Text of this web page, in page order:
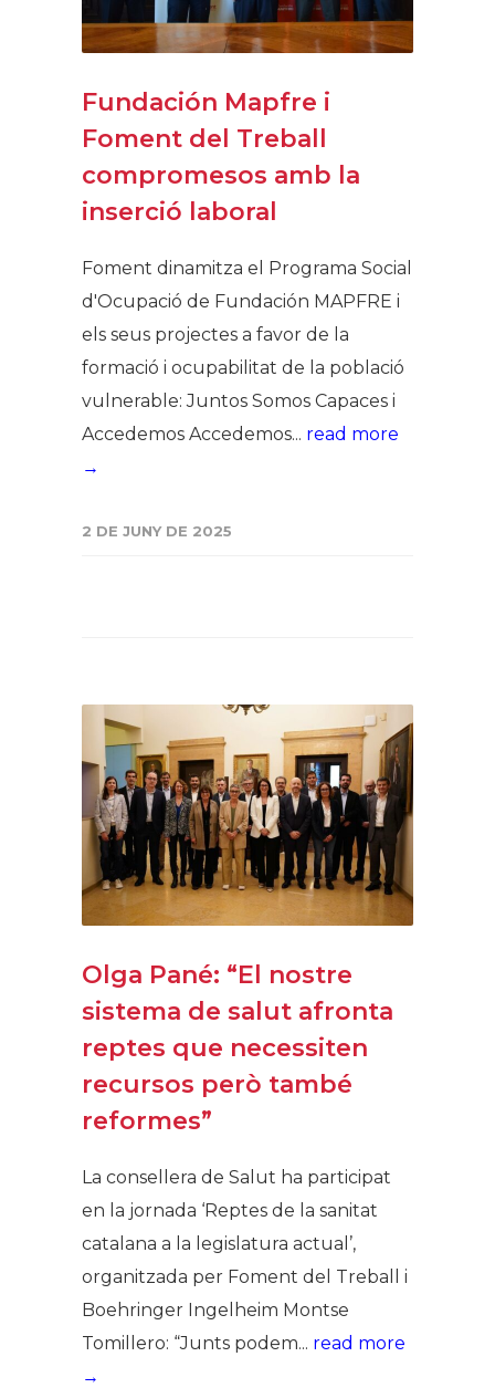
Fundación Mapfre i
Foment del Treball
compromesos amb la
inserció laboral
Foment dinamitza el Programa Social
d'Ocupació de Fundación MAPFRE i
els seus projectes a favor de la
formació i ocupabilitat de la població
vulnerable: Juntos Somos Capaces i
Accedemos Accedemos... read more
→
2 DE JUNY DE 2025
Olga Pané: “El nostre
sistema de salut afronta
reptes que necessiten
recursos però també
reformes”
La consellera de Salut ha participat
en la jornada ‘Reptes de la sanitat
catalana a la legislatura actual’,
organitzada per Foment del Treball i
Boehringer Ingelheim Montse
Tomillero: “Junts podem... read more
→